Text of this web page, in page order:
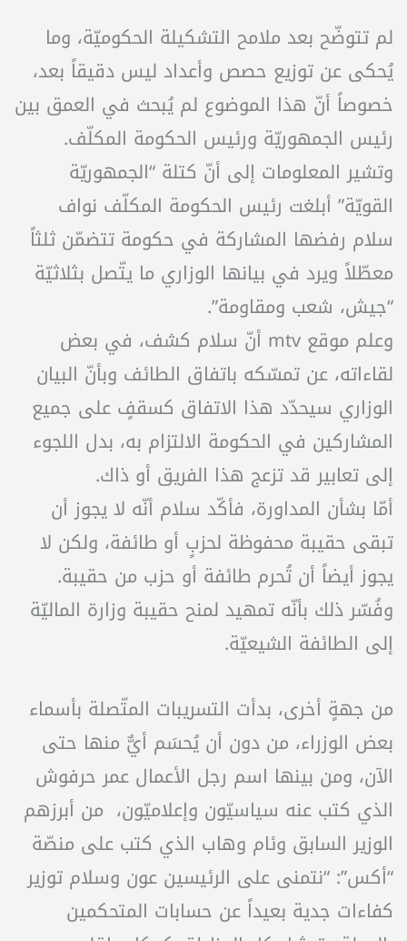
لم تتوضّح بعد ملامح التشكيلة الحكوميّة، وما
يُحكى عن توزيع حصص وأعداد ليس دقيقاً بعد،
خصوصاً أنّ هذا الموضوع لم يُبحث في العمق بين
رئيس الجمهوريّة ورئيس الحكومة المكلّف.
وتشير المعلومات إلى أنّ كتلة “الجمهوريّة
القويّة” أبلغت رئيس الحكومة المكلّف نواف
سلام رفضها المشاركة في حكومة تتضمّن ثلثاً
معطّلاً ويرد في بيانها الوزاري ما يتّصل بثلاثيّة
“جيش، شعب ومقاومة”.
وعلم موقع mtv أنّ سلام كشف، في بعض
لقاءاته، عن تمسّكه باتفاق الطائف وبأنّ البيان
الوزاري سيحدّد هذا الاتفاق كسقفٍ على جميع
المشاركين في الحكومة الالتزام به، بدل اللجوء
إلى تعابير قد تزعج هذا الفريق أو ذاك.
أمّا بشأن المداورة، فأكّد سلام أنّه لا يجوز أن
تبقى حقيبة محفوظة لحزبٍ أو طائفة، ولكن لا
يجوز أيضاً أن تُحرم طائفة أو حزب من حقيبة.
وفُسّر ذلك بأنّه تمهيد لمنح حقيبة وزارة الماليّة
إلى الطائفة الشيعيّة.
من جهةٍ أخرى، بدأت التسريبات المتّصلة بأسماء
بعض الوزراء، من دون أن يُحسَم أيٌّ منها حتى
الآن، ومن بينها اسم رجل الأعمال عمر حرفوش
الذي كتب عنه سياسيّون وإعلاميّون، من أبرزهم
الوزير السابق وئام وهاب الذي كتب على منصّة
“أكس”: “نتمنى على الرئيسين عون وسلام توزير
كفاءات جدية بعيداً عن حسابات المتحكمين